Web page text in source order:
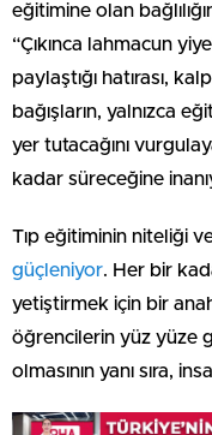
eğitimine olan
“Çıkınca lahmacun
paylaştığı hatırası,
bağışların, yalnızca
yer tutacağını
kadar süreceğine
Tıp eğitiminin niteliği
güçleniyor. Her bir
yetiştirmek için bir
öğrencilerin yüz yüze
olmasının yanı sıra,